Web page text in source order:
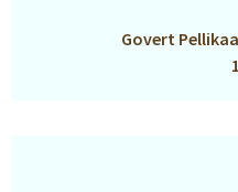
Govert